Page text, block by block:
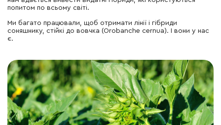
попитом по всьому світі.
Ми багато працювали, щоб отримати лінії і гібриди
соняшнику, стійкі до вовчка (Orobanche cernua). І вони у нас
є.